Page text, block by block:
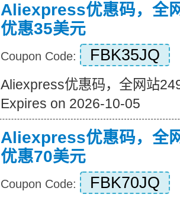
Aliexpress优惠码，全
优惠35美元
Coupon Code: FBK35JQ
Aliexpress优惠码，全网站
Expires on 2026-10-05
Aliexpress优惠码，全
优惠70美元
Coupon Code: FBK70JQ